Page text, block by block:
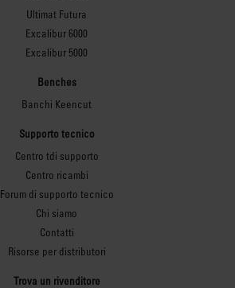
Ultimat Futura
Excalibur 6000
Excalibur 5000
Benches
Banchi Keencut
Supporto tecnico
Centro tdi supporto
Centro ricambi
Forum di supporto tecnico
Chi siamo
Contatti
Risorse per distributori
Trova un rivenditore